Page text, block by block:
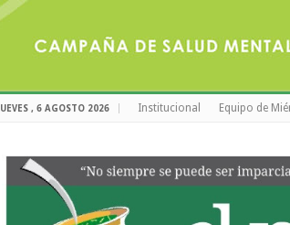
JUEVES , 6 AGOSTO 2026 Institucional Equipo de